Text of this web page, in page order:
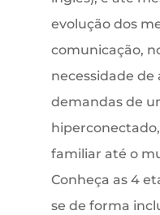
evolução dos
comunicação,
necessidade
demandas de
familiar até o
Conheça as 4
se de forma